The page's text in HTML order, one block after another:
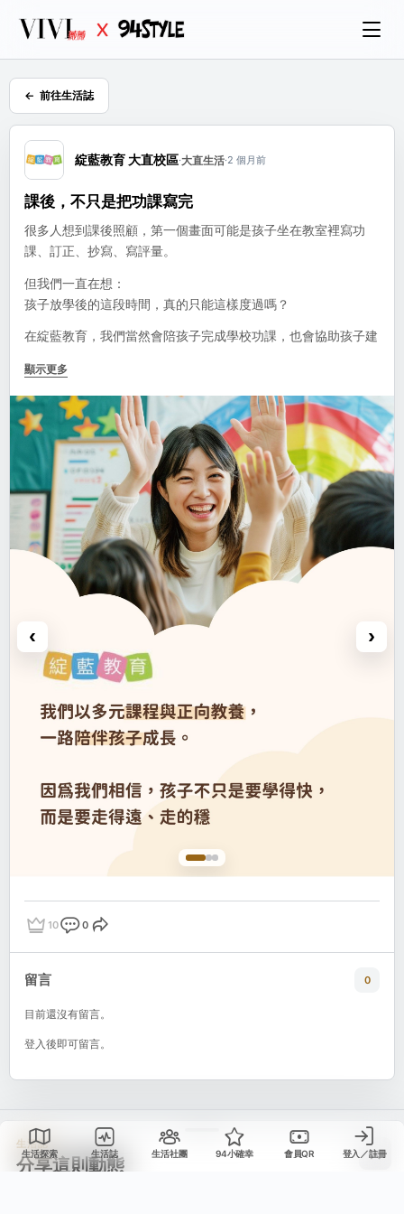
生活探索 生活誌 生活社團 94小確幸 會員QR 登入／註冊
前往生活誌
綻藍教育 大直校區·大直生活·2 個月前
課後，不只是把功課寫完
很多人想到課後照顧，第一個畫面可能是孩子坐在教室裡寫功
課、訂正、抄寫、寫評量。
但我們一直在想：
孩子放學後的這段時間，真的只能這樣度過嗎？
在綻藍教育，我們當然會陪孩子完成學校功課，也會協助孩子建
做的事情做完」，而是孩子可以慢慢累積能力、探索自己、練習
與人互動的時間。
孩子需要學會的不只是答案。
他們也需要學會怎麼思考、怎麼表達、怎麼合作、怎麼面對挫
折，還有怎麼在一次次的嘗試中相信自己。
所以，綻藍教育想做的，不只是安親。
我們想陪孩子在課後時間裡，長出面對未來的力量。
@綻藍教育 港墘校區
顯示更多
點讚 10評論 0分享
留言 0
目前還沒有留言。
登入後即可留言。
生活誌
分享這則動態